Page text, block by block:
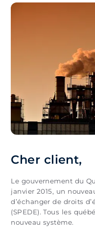
Cher client,
Le gouvernement du
janvier 2015, un
d’échanger de droits
(SPEDE). Tous les
nouveau système.